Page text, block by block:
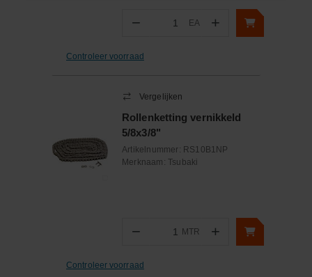
− Aantal
EA +
Controleer voorraad
Vergelijken
Rollenketting vernikkeld
5/8x3/8"
Artikelnummer: RS10B1NP
Merknaam: Tsubaki
− Aantal
MTR +
Controleer voorraad